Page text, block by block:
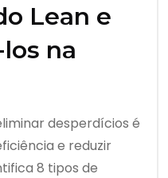
Lean e
na
desperdícios é
e reduzir
8 tipos de